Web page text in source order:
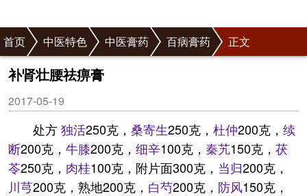
首页 中医特色 中医膏药 百病膏药 正文
补肾壮腰祛痹膏
2017-05-19
处方独活250克， 桑寄生250克， 杜仲200克， 续
断200克， 牛膝200克， 细辛100克， 秦艽150克， 茯
苓250克， 肉桂100克，附片面300克， 当归200克，
川芎200克，熟地200克， 白芍200克， 防风150克，